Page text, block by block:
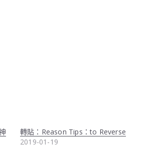
轉貼：Reason Tips：to Reverse
2019-01-19